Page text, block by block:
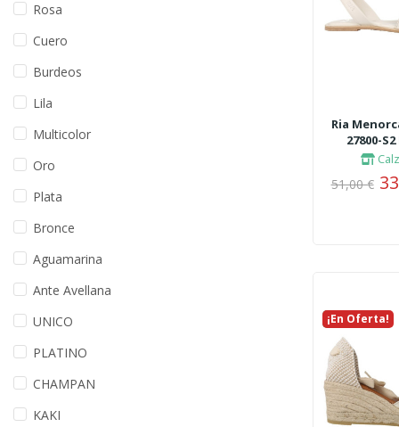
Rosa
Cuero
Burdeos
Lila
Multicolor
Oro
Plata
Bronce
Aguamarina
Ante Avellana
UNICO
PLATINO
CHAMPAN
KAKI
Ria
27800-
51,00 €
¡En Oferta!
Nuevo